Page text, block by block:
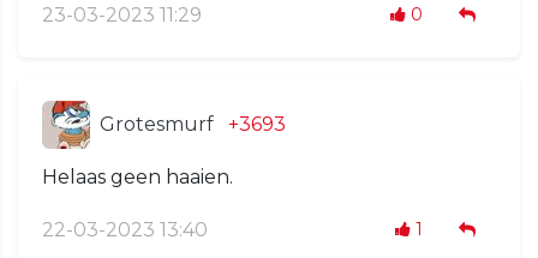
23-03-2023 11:29 0
Grotesmurf +3693
Helaas geen haaien.
22-03-2023 13:40 1